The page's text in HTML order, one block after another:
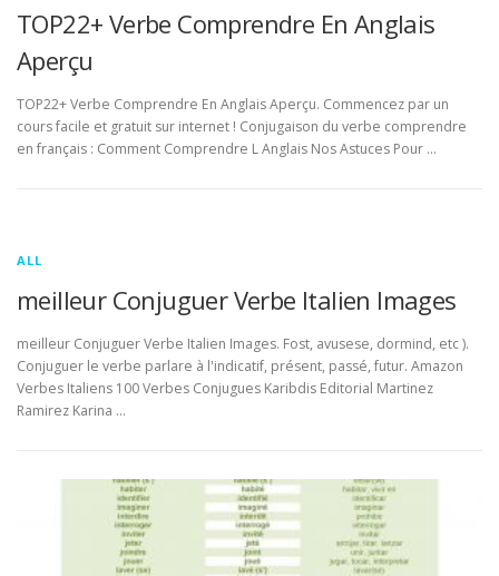
TOP22+ Verbe Comprendre En Anglais
Aperçu
TOP22+ Verbe Comprendre En Anglais Aperçu. Commencez par un
cours facile et gratuit sur internet ! Conjugaison du verbe comprendre
en français : Comment Comprendre L Anglais Nos Astuces Pour …
ALL
meilleur Conjuguer Verbe Italien Images
meilleur Conjuguer Verbe Italien Images. Fost, avusese, dormind, etc ).
Conjuguer le verbe parlare à l'indicatif, présent, passé, futur. Amazon
Verbes Italiens 100 Verbes Conjugues Karibdis Editorial Martinez
Ramirez Karina …